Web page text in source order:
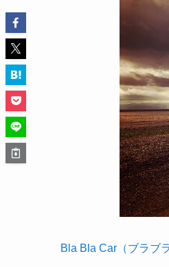
Bla Bla Car（ブラブ